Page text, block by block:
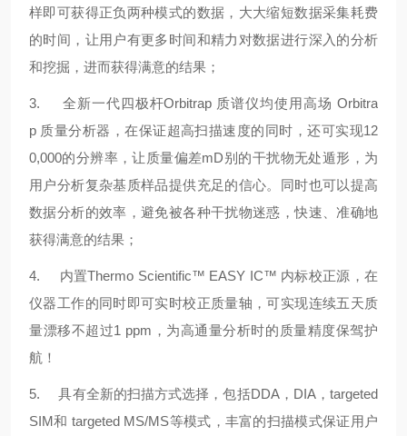
样即可获得正负两种模式的数据，大大缩短数据采集耗费
的时间，让用户有更多时间和精力对数据进行深入的分析
和挖掘，进而获得满意的结果；
3. 全新一代四极杆Orbitrap 质谱仪均使用高场 Orbitra
p 质量分析器，在保证超高扫描速度的同时，还可实现12
0,000的分辨率，让质量偏差mD别的干扰物无处遁形，为
用户分析复杂基质样品提供充足的信心。同时也可以提高
数据分析的效率，避免被各种干扰物迷惑，快速、准确地
获得满意的结果；
4. 内置Thermo Scientific™ EASY IC™ 内标校正源，在
仪器工作的同时即可实时校正质量轴，可实现连续五天质
量漂移不超过1 ppm，为高通量分析时的质量精度保驾护
航！
5. 具有全新的扫描方式选择，包括DDA，DIA，targeted
SIM和 targeted MS/MS等模式，丰富的扫描模式保证用户